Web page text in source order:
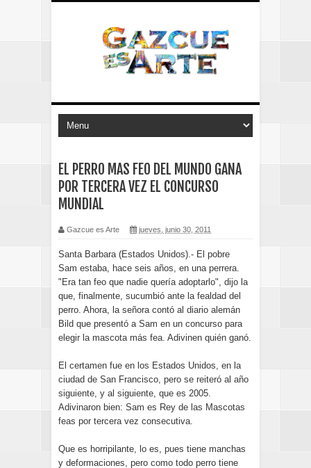
EL PERRO MAS FEO DEL MUNDO GANA
POR TERCERA VEZ EL CONCURSO
MUNDIAL
Gazcue es Arte jueves, junio 30, 2011
Santa Barbara (Estados Unidos).- El pobre
Sam estaba, hace seis años, en una perrera.
"Era tan feo que nadie quería adoptarlo", dijo la
que, finalmente, sucumbió ante la fealdad del
perro. Ahora, la señora contó al diario alemán
Bild que presentó a Sam en un concurso para
elegir la mascota más fea. Adivinen quién ganó.
El certamen fue en los Estados Unidos, en la
ciudad de San Francisco, pero se reiteró al año
siguiente, y al siguiente, que es 2005.
Adivinaron bien: Sam es Rey de las Mascotas
feas por tercera vez consecutiva.
Que es horripilante, lo es, pues tiene manchas
y deformaciones, pero como todo perro tiene